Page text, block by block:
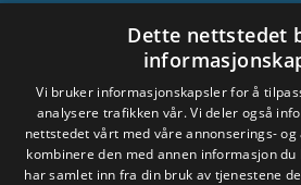
ACEM VERDEN OVER
VELG LAND
Dyade
Dette nettstedet
Vi bruker informasjonskapsler for å
analysere trafikken vår. Vi deler også
nettstedet vårt med våre annonserings-
kombinere den med annen informasjon
har samlet inn fra din bruk av tjenestene